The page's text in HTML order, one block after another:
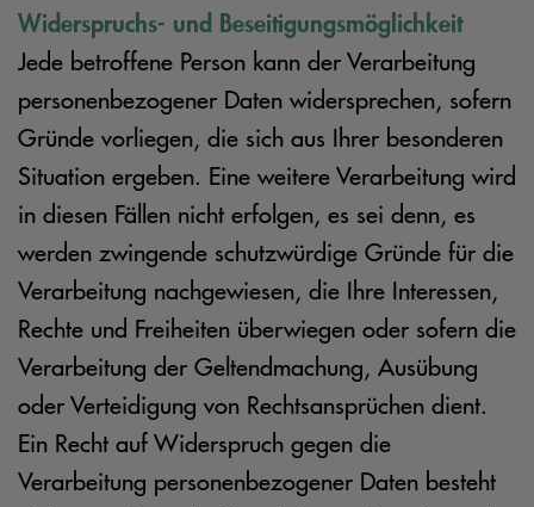
Widerspruchs- und Beseitigungsmöglichkeit
Jede betroffene Person kann der Verarbeitung
personenbezogener Daten widersprechen, sofern
Gründe vorliegen, die sich aus Ihrer besonderen
Situation ergeben. Eine weitere Verarbeitung wird
in diesen Fällen nicht erfolgen, es sei denn, es
werden zwingende schutzwürdige Gründe für die
Verarbeitung nachgewiesen, die Ihre Interessen,
Rechte und Freiheiten überwiegen oder sofern die
Verarbeitung der Geltendmachung, Ausübung
oder Verteidigung von Rechtsansprüchen dient.
Ein Recht auf Widerspruch gegen die
Verarbeitung personenbezogener Daten besteht